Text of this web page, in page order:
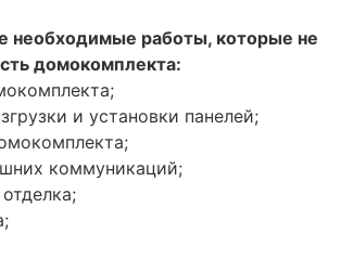
необходимые работы, которые не
домокомплекта:
и установки панелей;
коммуникаций;